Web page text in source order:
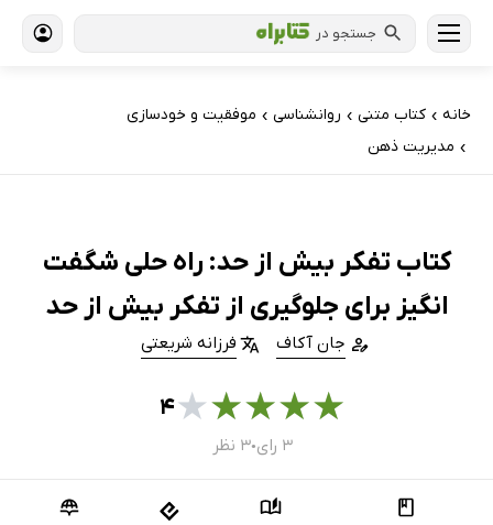
جستجو در
خانه › کتاب‌ متنی › روانشناسی › موفقیت و خودسازی
› مدیریت ذهن
کتاب تفکر بیش از حد: راه حلی شگفت
انگیز برای جلوگیری از تفکر بیش از حد
جان آکاف فرزانه شریعتی
★
★
★
★
★۴
۳ رای ●۳ نظر